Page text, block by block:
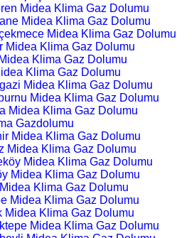
Midea Klima Gaz Dolumu
Midea Klima Gaz Dolumu
Midea Klima Gaz Dolumu
Midea Klima Gaz Dolumu
Klima Gaz Dolumu
Klima Gaz Dolumu
Midea Klima Gaz Dolumu
Midea Klima Gaz Dolumu
Midea Klima Gaz Dolumu
Gazdolumu
Midea Klima Gaz Dolumu
Midea Klima Gaz Dolumu
Midea Klima Gaz Dolumu
Midea Klima Gaz Dolumu
Klima Gaz Dolumu
Midea Klima Gaz Dolumu
Midea Klima Gaz Dolumu
Midea Klima Gaz Dolumu